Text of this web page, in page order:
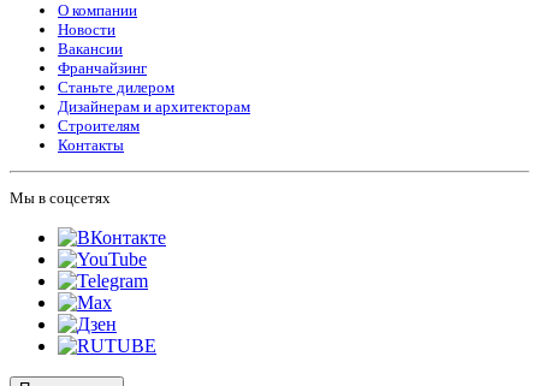
О компании
Новости
Вакансии
Франчайзинг
Станьте дилером
Дизайнерам и архитекторам
Строителям
Контакты
Мы в соцсетях